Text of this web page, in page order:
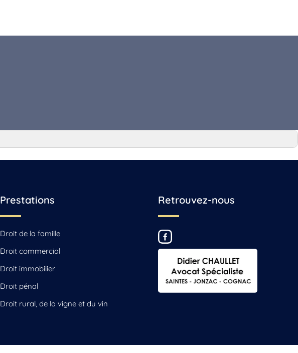
Prestations
Droit de la famille
Droit commercial
Droit immobilier
Droit pénal
Droit rural, de la vigne et du vin
Retrouvez-nous